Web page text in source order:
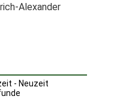
Alexander
- Neuzeit